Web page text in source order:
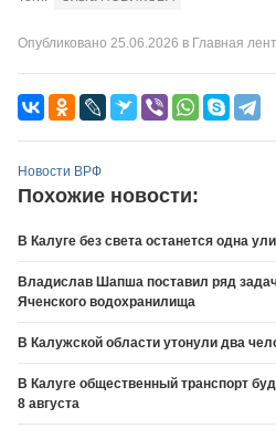
Опубликовано 25.06.2026 в Главная
Новости ВРФ
Похожие новости:
В Калуге без света останется одна
Владислав Шапша поставил ряд
Яченского водохранилища
В Калужской области утонули два
В Калуге общественный транспорт
8 августа